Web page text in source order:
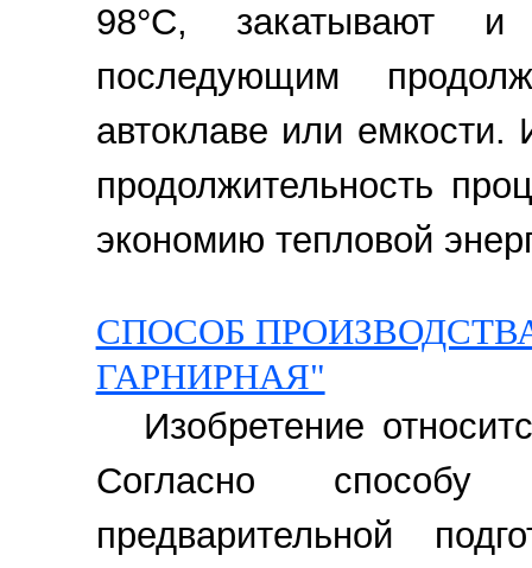
98°С, закатывают
последующим
автоклаве или емкости.
продолжительность
экономию тепловой
СПОСОБ
ГАРНИРНАЯ"
Изобретение
Согласно
предварительной